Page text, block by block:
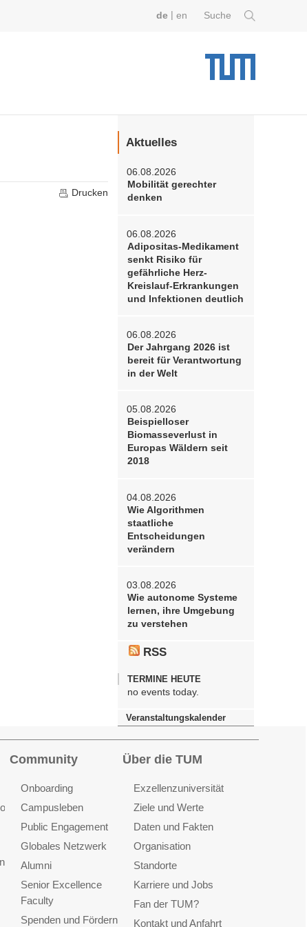
Suche
de en
Drucken
Aktuelles
06.08.2026
Mobilität gerechter
denken
06.08.2026
Adipositas-Medikament
senkt Risiko für
gefährliche Herz-
Kreislauf-Erkrankungen
und Infektionen deutlich
06.08.2026
Der Jahrgang 2026 ist
bereit für Verantwortung
in der Welt
05.08.2026
Beispielloser
Biomasseverlust in
Europas Wäldern seit
2018
04.08.2026
Wie Algorithmen
staatliche
Entscheidungen
verändern
03.08.2026
Wie autonome Systeme
lernen, ihre Umgebung
zu verstehen
RSS
TERMINE HEUTE
no events today.
Veranstaltungskalender
Community
Onboarding
Campusleben
Public Engagement
Globales Netzwerk
Alumni
Senior Excellence
Faculty
Spenden und Fördern
Über die TUM
Exzellenzuniversität
Ziele und Werte
Daten und Fakten
Organisation
Standorte
Karriere und Jobs
Fan der TUM?
Kontakt und Anfahrt